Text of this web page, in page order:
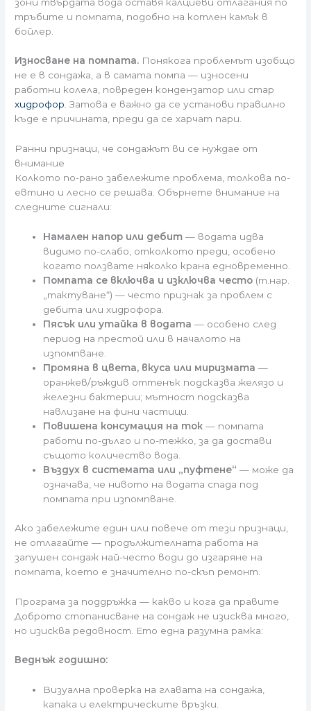
тръбите и помпата, подобно на котлен камък в
бойлер.
Износване на помпата. Понякога проблемът изобщо
не е в сондажа, а в самата помпа — износени
работни колела, повреден кондензатор или стар
хидрофор. Затова е важно да се установи правилно
къде е причината, преди да се харчат пари.
Ранни признаци, че сондажът ви се нуждае от
внимание
Колкото по-рано забележите проблема, толкова по-
евтино и лесно се решава. Обърнете внимание на
следните сигнали:
Намален напор или дебит — водата идва
видимо по-слабо, отколкото преди, особено
когато ползвате няколко крана едновременно.
Помпата се включва и изключва често (т.нар.
„тактуване“) — често признак за проблем с
дебита или хидрофора.
Пясък или утайка в водата — особено след
период на престой или в началото на
изпомпване.
Промяна в цвета, вкуса или миризмата —
оранжев/ръждив оттенък подсказва желязо и
железни бактерии; мътност подсказва
навлизане на фини частици.
Повишена консумация на ток — помпата
работи по-дълго и по-тежко, за да достави
същото количество вода.
Въздух в системата или „пуфтене“ — може да
означава, че нивото на водата спада под
помпата при изпомпване.
Ако забележите един или повече от тези признаци,
не отлагайте — продължителната работа на
запушен сондаж най-често води до изгаряне на
помпата, което е значително по-скъп ремонт.
Програма за поддръжка — какво и кога да правите
Доброто стопанисване на сондаж не изисква много,
но изисква редовност. Ето една разумна рамка:
Веднъж годишно:
Визуална проверка на главата на сондажа,
капака и електрическите връзки.